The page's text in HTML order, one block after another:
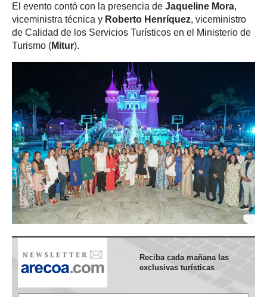
El evento contó con la presencia de Jaqueline Mora,
viceministra técnica y Roberto Henríquez, viceministro
de Calidad de los Servicios Turísticos en el Ministerio de
Turismo (Mitur).
Reciba cada mañana las
exclusivas turísticas